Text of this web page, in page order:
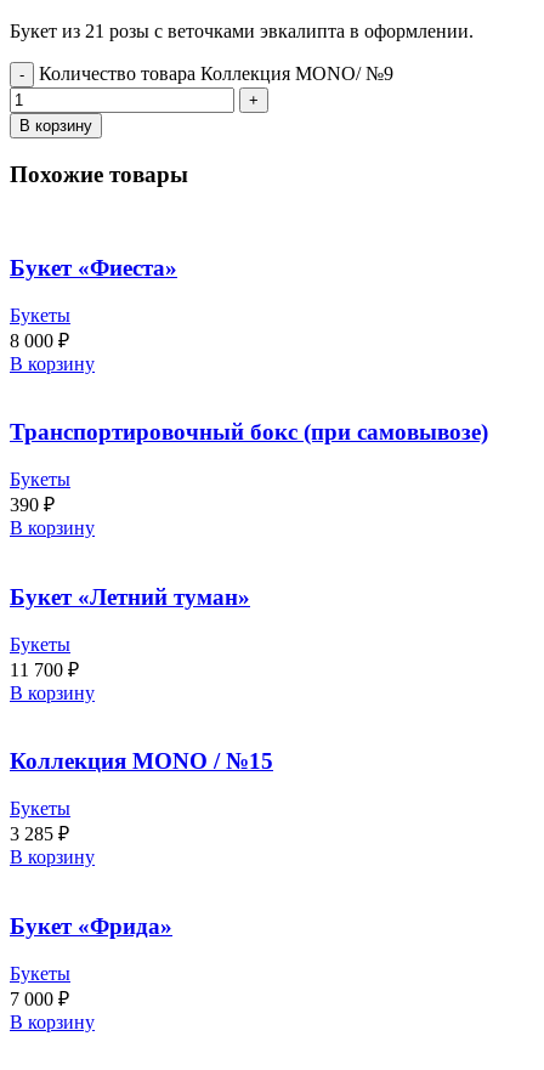
Букет из 21 розы с веточками эвкалипта в оформлении.
Количество товара Коллекция MONO/ №9
В корзину
Похожие товары
Букет «Фиеста»
Букеты
8 000 ₽
В корзину
Транспортировочный бокс (при самовывозе)
Букеты
390 ₽
В корзину
Букет «Летний туман»
Букеты
11 700 ₽
В корзину
Коллекция MONO / №15
Букеты
3 285 ₽
В корзину
Букет «Фрида»
Букеты
7 000 ₽
В корзину